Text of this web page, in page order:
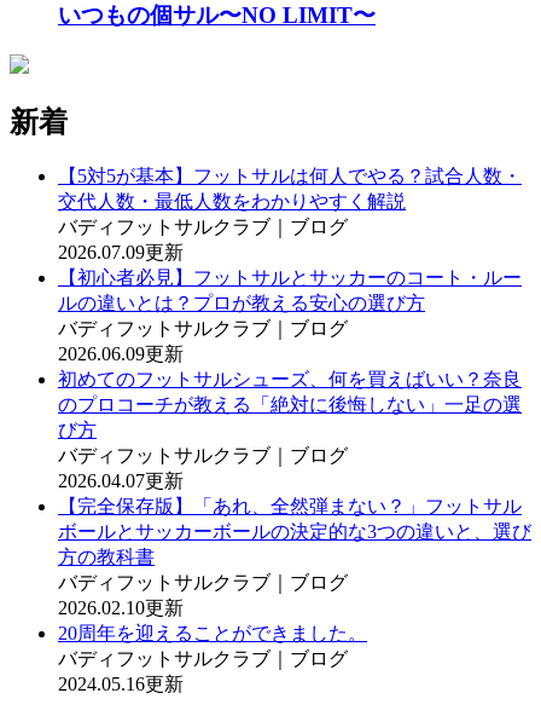
いつもの個サル〜NO LIMIT〜
新着
【5対5が基本】フットサルは何人でやる？試合人数・
交代人数・最低人数をわかりやすく解説
バディフットサルクラブ｜ブログ
2026.07.09更新
【初心者必見】フットサルとサッカーのコート・ルー
ルの違いとは？プロが教える安心の選び方
バディフットサルクラブ｜ブログ
2026.06.09更新
初めてのフットサルシューズ、何を買えばいい？奈良
のプロコーチが教える「絶対に後悔しない」一足の選
び方
バディフットサルクラブ｜ブログ
2026.04.07更新
【完全保存版】「あれ、全然弾まない？」フットサル
ボールとサッカーボールの決定的な3つの違いと、選び
方の教科書
バディフットサルクラブ｜ブログ
2026.02.10更新
20周年を迎えることができました。
バディフットサルクラブ｜ブログ
2024.05.16更新